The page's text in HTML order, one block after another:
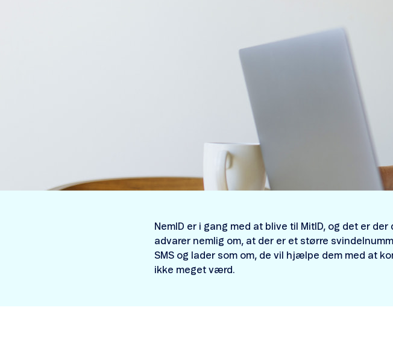
NemID er i gang med at blive til MitID, og det er
advarer nemlig om, at der er et større
SMS og lader som om, de vil hjælpe dem med at
ikke meget værd.